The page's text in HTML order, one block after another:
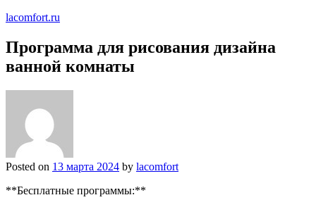
lacomfort.ru
Программа для рисования дизайна
ванной комнаты
Posted on 13 марта 2024 by lacomfort
**Бесплатные программы:**